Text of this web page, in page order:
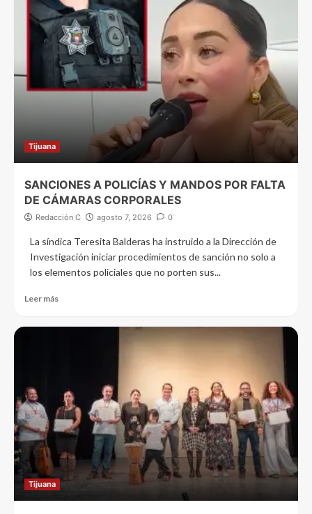
Tijuana
SANCIONES A POLICÍAS Y MANDOS POR FALTA
DE CÁMARAS CORPORALES
Redacción C agosto 7, 2026 0
La síndica Teresita Balderas ha instruido a la Dirección de
Investigación iniciar procedimientos de sanción no solo a
los elementos policiales que no porten sus...
Leer más
Tijuana